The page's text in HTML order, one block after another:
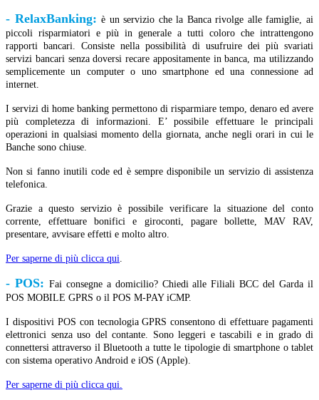
- RelaxBanking:è un servizio che la Banca rivolge alle famiglie, ai
piccoli risparmiatori e più in generale a tutti coloro che intrattengono
rapporti bancari. Consiste nella possibilità di usufruire dei più svariati
servizi bancari senza doversi recare appositamente in banca, ma utilizzando
semplicemente un computer o uno smartphone ed una connessione ad
internet.
I servizi di home banking permettono di risparmiare tempo, denaro ed avere
più completezza di informazioni. E’ possibile effettuare le principali
operazioni in qualsiasi momento della giornata, anche negli orari in cui le
Banche sono chiuse.
Non si fanno inutili code ed è sempre disponibile un servizio di assistenza
telefonica.
Grazie a questo servizio è possibile verificare la situazione del conto
corrente, effettuare bonifici e giroconti, pagare bollette, MAV RAV,
presentare, avvisare effetti e molto altro.
Per saperne di più clicca qui.
- POS: Fai consegne a domicilio? Chiedi alle Filiali BCC del Garda il
POS MOBILE GPRS o il POS M-PAY iCMP.
I dispositivi POS con tecnologia GPRS consentono di effettuare pagamenti
elettronici senza uso del contante. Sono leggeri e tascabili e in grado di
connettersi attraverso il Bluetooth a tutte le tipologie di smartphone o tablet
con sistema operativo Android e iOS (Apple).
Per saperne di più clicca qui.